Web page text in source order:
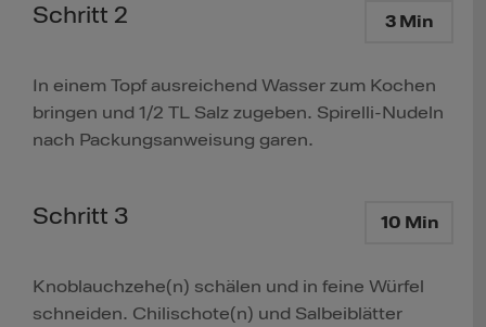
Schritt 2 3 Min
In einem Topf ausreichend Wasser zum Kochen
bringen und 1/2 TL Salz zugeben. Spirelli-Nudeln
nach Packungsanweisung garen.
Schritt 3 10 Min
Knoblauchzehe(n) schälen und in feine Würfel
schneiden. Chilischote(n) und Salbeiblätter